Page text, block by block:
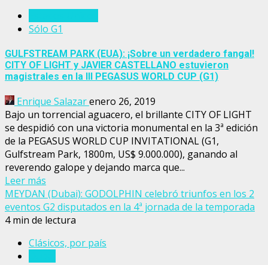
Sólo G1
GULFSTREAM PARK (EUA): ¡Sobre un verdadero fangal!
CITY OF LIGHT y JAVIER CASTELLANO estuvieron
magistrales en la III PEGASUS WORLD CUP (G1)
Enrique Salazarenero 26, 2019
Bajo un torrencial aguacero, el brillante CITY OF LIGHT
se despidió con una victoria monumental en la 3ª edición
de la PEGASUS WORLD CUP INVITATIONAL (G1,
Gulfstream Park, 1800m, US$ 9.000.000), ganando al
reverendo galope y dejando marca que...
Leer más
MEYDAN (Dubai): GODOLPHIN celebró triunfos en los 2
eventos G2 disputados en la 4ª jornada de la temporada
4 min de lectura
Clásicos, por país